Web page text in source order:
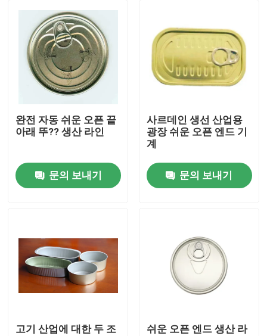
제품
화면
회사 소개
공장 여행
품질 관리
자동 주석은 성형기 할 수있
주류및음료는 성형기 할 수있
분무기는 성형기 할 수있
완전 자동 쉬운 오픈 끝
아래 뚜?? 생산 라인
문의 보내기
사르데인 생선 산업용
광장 쉬운 오픈 엔드 기
계
문의 보내기
고기 산업에 대한 두 조
쉬운 오픈 엔드 생산 라